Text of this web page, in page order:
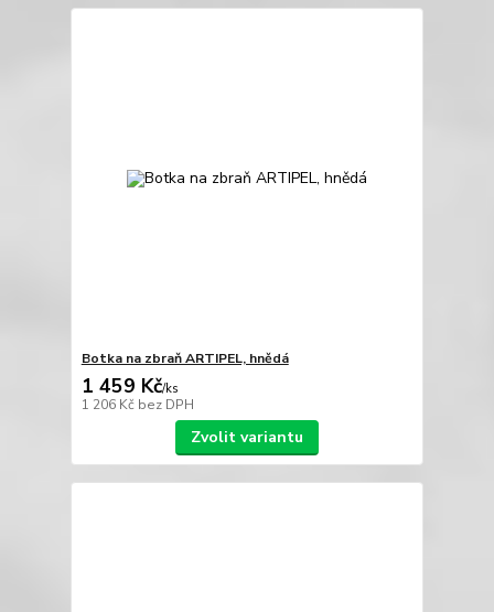
Botka na zbraň ARTIPEL, hnědá
1 459 Kč/ks
1 206 Kč bez DPH
Zvolit variantu